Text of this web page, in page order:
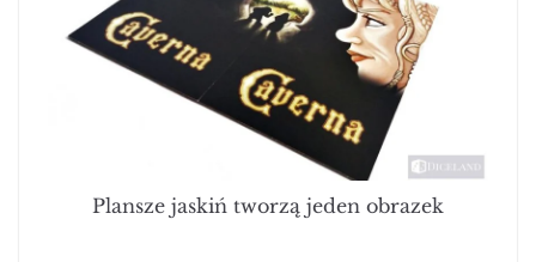
Plansze jaskiń tworzą jeden obrazek